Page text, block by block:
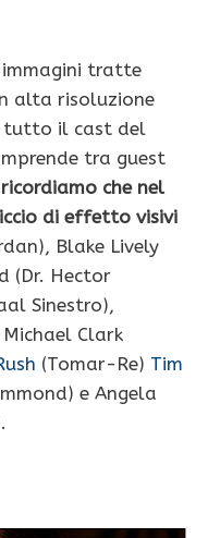
tratte
alta risoluzione
tutto il cast del
tra guest
ricordiamo che nel
di effetto visivi
Blake Lively
(Dr. Hector
Sinestro),
Michael Clark
(Tomar-Re) Tim
e Angela